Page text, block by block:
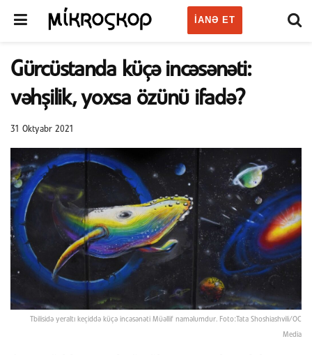
IANƏ ET
Gürcüstanda küçə incəsənəti:
vəhşilik, yoxsa özünü ifadə?
31 Oktyabr 2021
Tbilisidə yeraltı keçiddə küçə incəsənəti Müəllif naməlumdur. Foto:Tata Shoshiashvili/OC
Media